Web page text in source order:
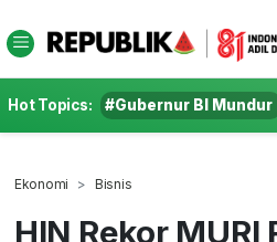
Hot Topics: #Gubernur BI Mundur
Ekonomi Bisnis
HIN Rekor